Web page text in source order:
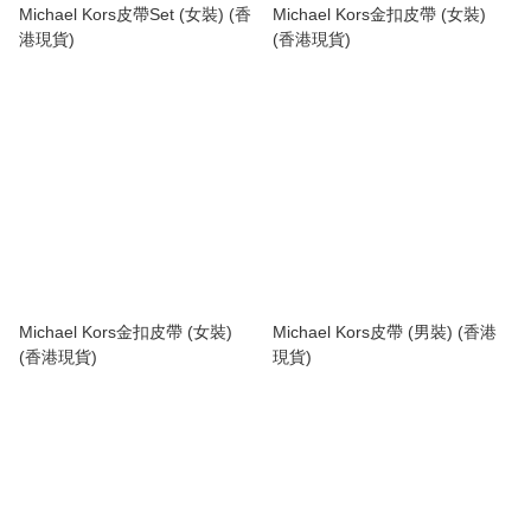
Michael Kors皮帶Set (女裝) (香
港現貨)
Michael Kors金扣皮帶 (女裝)
(香港現貨)
Michael Kors金扣皮帶 (女裝)
(香港現貨)
Michael Kors皮帶 (男裝) (香港
現貨)